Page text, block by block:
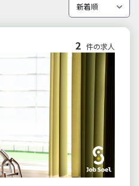
2 件の求人